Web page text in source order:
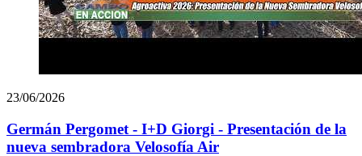
23/06/2026
Germán Pergomet - I+D Giorgi - Presentación de la
nueva sembradora Velosofía Air